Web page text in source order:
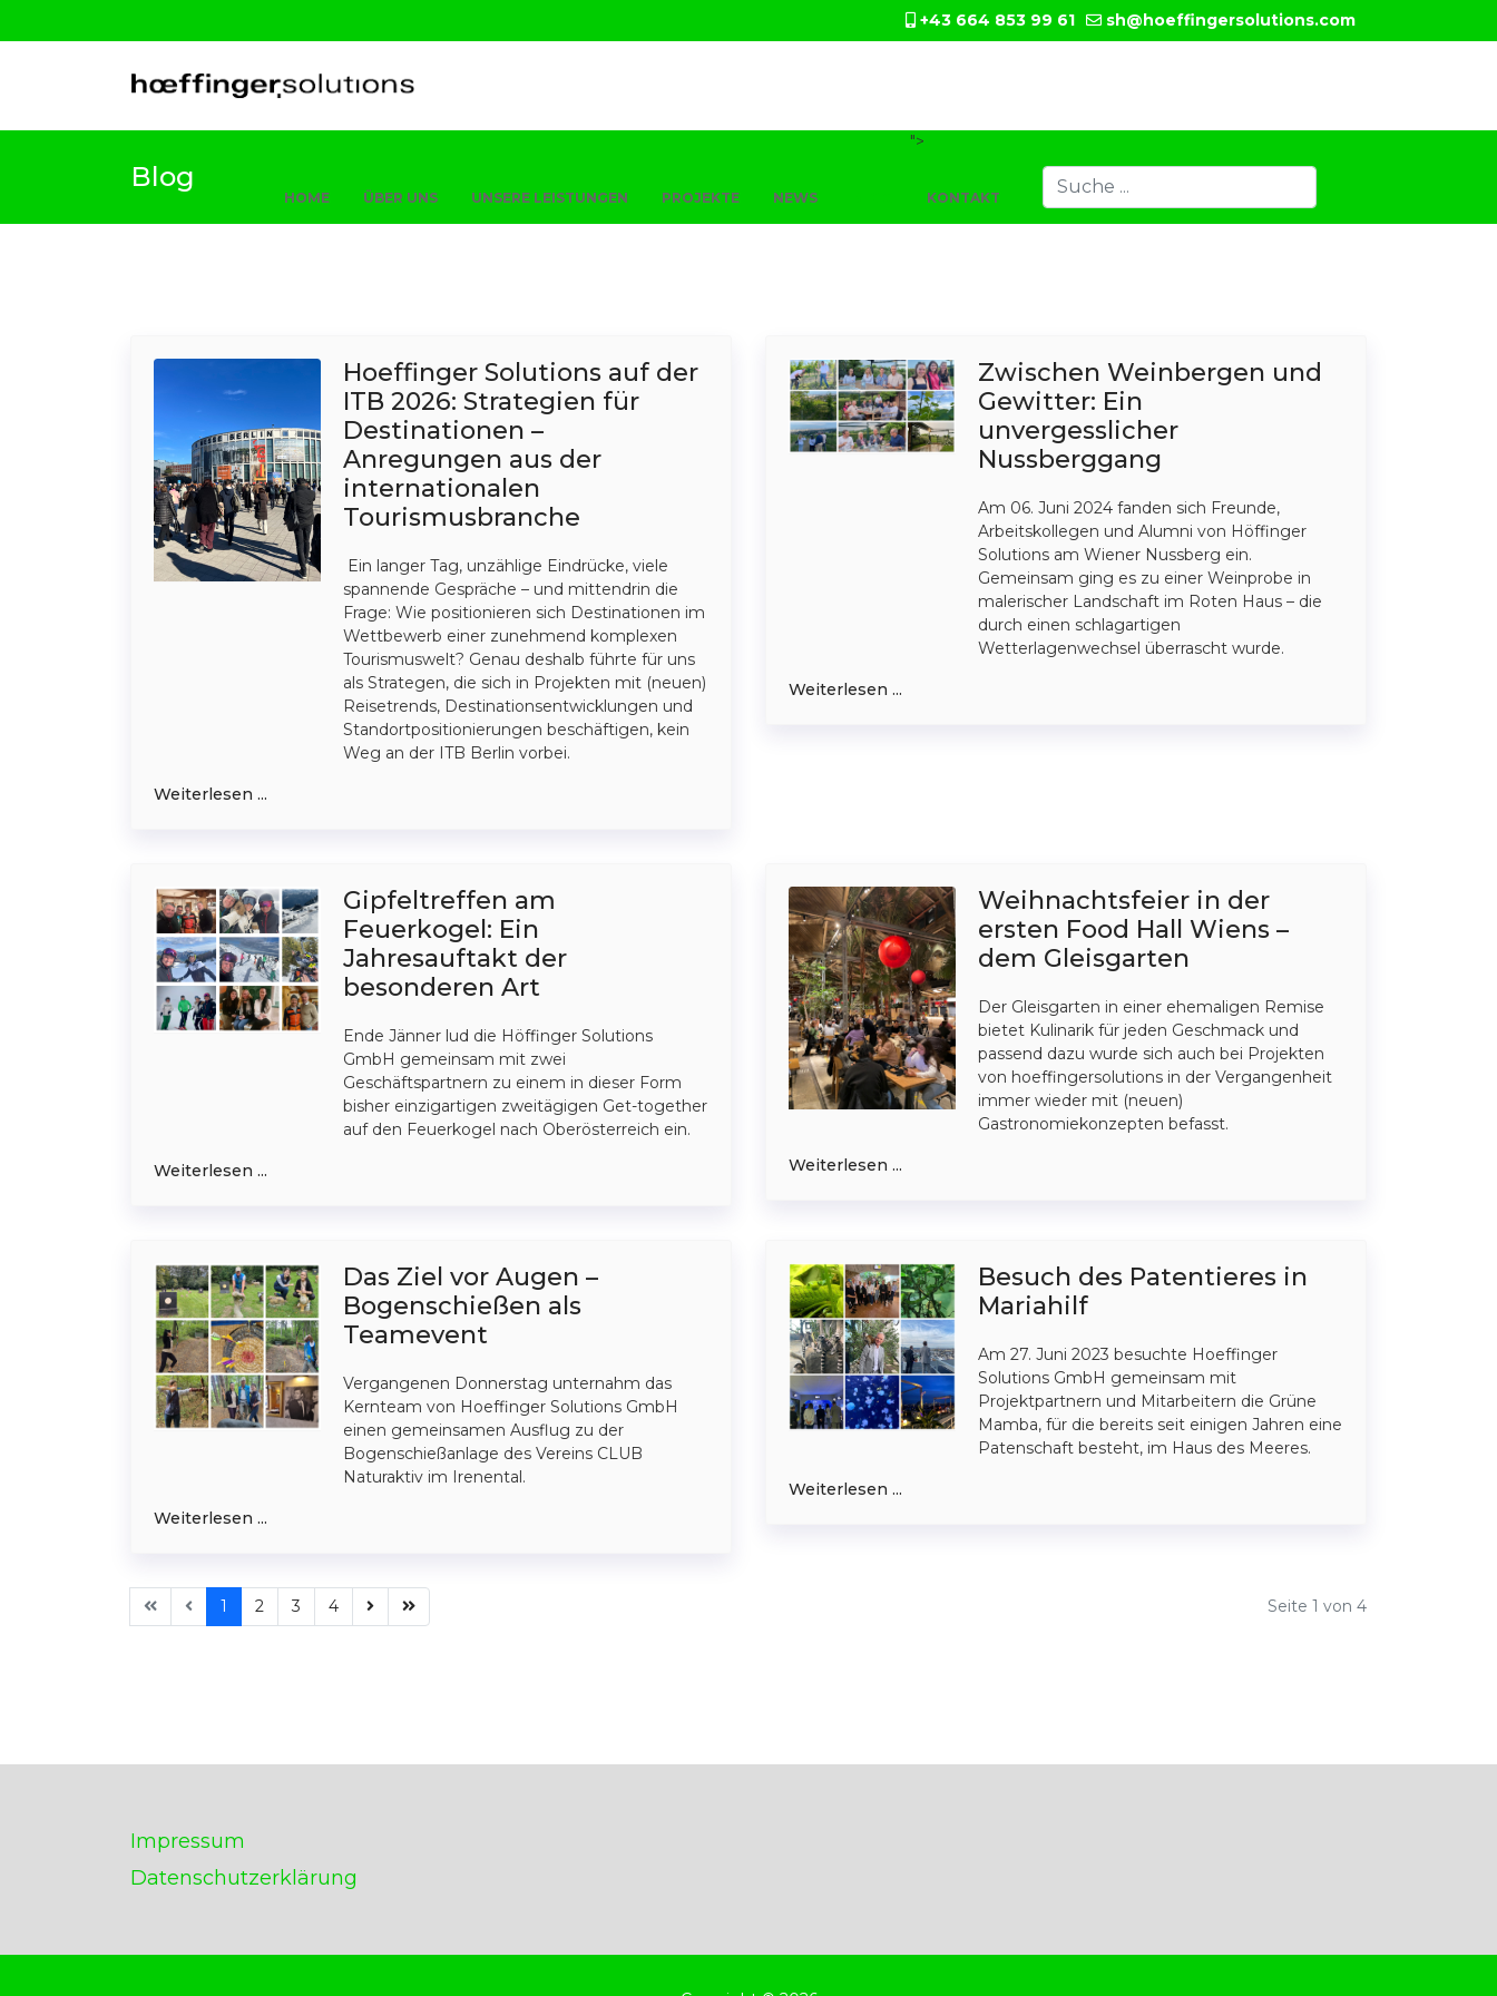
+43 664 853 99 61 sh@hoeffingersolutions.com
HOME ÜBER UNS UNSERE LEISTUNGEN PROJEKTE NEWS
">
KONTAKT
Suchen
Blog
Hoeffinger Solutions auf der
ITB 2026: Strategien für
Destinationen –
Anregungen aus der
internationalen
Tourismusbranche
Ein langer Tag, unzählige Eindrücke, viele
spannende Gespräche – und mittendrin die
Frage: Wie positionieren sich Destinationen im
Wettbewerb einer zunehmend komplexen
Tourismuswelt? Genau deshalb führte für uns
als Strategen, die sich in Projekten mit (neuen)
Reisetrends, Destinationsentwicklungen und
Standortpositionierungen beschäftigen, kein
Weg an der ITB Berlin vorbei.
Weiterlesen ...
Zwischen Weinbergen und
Gewitter: Ein
unvergesslicher
Nussberggang
Am 06. Juni 2024 fanden sich Freunde,
Arbeitskollegen und Alumni von Höffinger
Solutions am Wiener Nussberg ein.
Gemeinsam ging es zu einer Weinprobe in
malerischer Landschaft im Roten Haus – die
durch einen schlagartigen
Wetterlagenwechsel überrascht wurde.
Weiterlesen ...
Gipfeltreffen am
Feuerkogel: Ein
Jahresauftakt der
besonderen Art
Ende Jänner lud die Höffinger Solutions
GmbH gemeinsam mit zwei
Geschäftspartnern zu einem in dieser Form
bisher einzigartigen zweitägigen Get-together
auf den Feuerkogel nach Oberösterreich ein.
Weiterlesen ...
Weihnachtsfeier in der
ersten Food Hall Wiens –
dem Gleisgarten
Der Gleisgarten in einer ehemaligen Remise
bietet Kulinarik für jeden Geschmack und
passend dazu wurde sich auch bei Projekten
von hoeffingersolutions in der Vergangenheit
immer wieder mit (neuen)
Gastronomiekonzepten befasst.
Weiterlesen ...
Das Ziel vor Augen –
Bogenschießen als
Teamevent
Vergangenen Donnerstag unternahm das
Kernteam von Hoeffinger Solutions GmbH
einen gemeinsamen Ausflug zu der
Bogenschießanlage des Vereins CLUB
Naturaktiv im Irenental.
Weiterlesen ...
Besuch des Patentieres in
Mariahilf
Am 27. Juni 2023 besuchte Hoeffinger
Solutions GmbH gemeinsam mit
Projektpartnern und Mitarbeitern die Grüne
Mamba, für die bereits seit einigen Jahren eine
Patenschaft besteht, im Haus des Meeres.
Weiterlesen ...
1 2 3 4 Seite 1 von 4
Impressum
Datenschutzerklärung